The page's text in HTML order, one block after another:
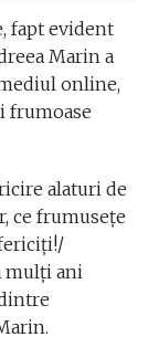
fapt evident
Marin a
online,
frumoase
alaturi de
ce frumusețe
mulți ani